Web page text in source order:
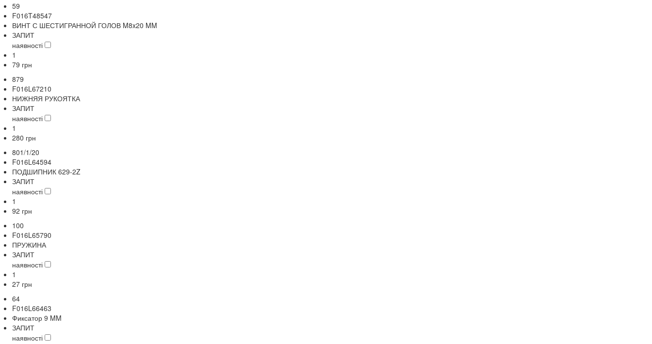
59
F016T48547
ВИНТ С ШЕСТИГРАННОЙ ГОЛОВ M8x20 MM
ЗАПИТ
наявності
1
79 грн
879
F016L67210
НИЖНЯЯ РУКОЯТКА
ЗАПИТ
наявності
1
280 грн
801/1/20
F016L64594
ПОДШИПНИК 629-2Z
ЗАПИТ
наявності
1
92 грн
100
F016L65790
ПРУЖИНА
ЗАПИТ
наявності
1
27 грн
64
F016L66463
Фиксатор 9 MM
ЗАПИТ
наявності